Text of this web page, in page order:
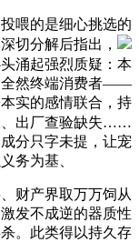
喂的是细心挑选的
切分解后指出，
涌起强烈质疑：本
全然终端消费者——
实的感情联合，持
、出厂查验缺失……
分只字未提，让宠
务为基、
财产界取万万饲从
发不成逆的器质性
。此类得以持久存